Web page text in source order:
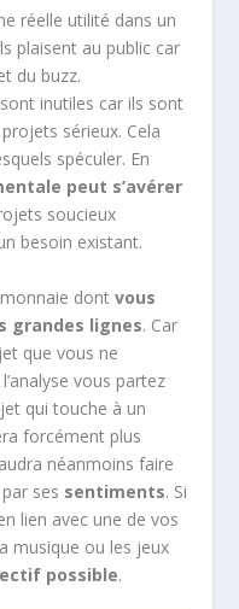
réelle utilité dans un
plaisent au public car
du buzz.
inutiles car ils sont
sérieux. Cela
spéculer. En
peut s’avérer
soucieux
besoin existant.
monnaie dontvous
grandes lignes. Car
que vous ne
vous partez
qui touche à un
forcément plus
néanmoins faire
ses sentiments. Si
lien avec une de vos
musique ou les jeux
possible.